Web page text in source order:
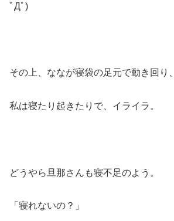
ﾟДﾟ)
その上、ななが寝袋の足元で動き回り、
私は寝たり起きたりで、イライラ。
どうやら旦那さんも寝不足のよう。
「寝れないの？」